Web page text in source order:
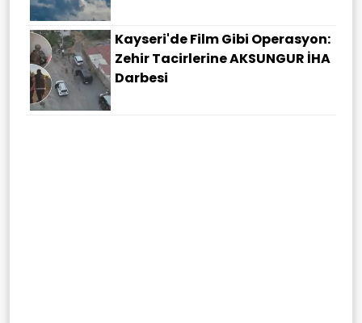
Kayseri'de Film Gibi Operasyon:
Zehir Tacirlerine AKSUNGUR İHA
Darbesi